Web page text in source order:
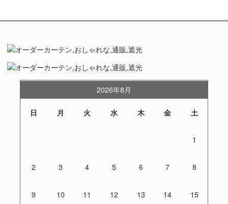
2026年8月
日 月 火 水 木 金 土
1
2 3 4 5 6 7 8
9 10 11 12 13 14 15